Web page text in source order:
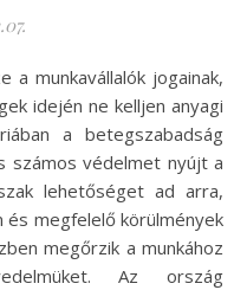
idején ne kelljen anyagi
a betegszabadság
számos védelmet nyújt a
lehetőséget ad arra,
és megfelelő körülmények
megőrzik a munkához
Az ország